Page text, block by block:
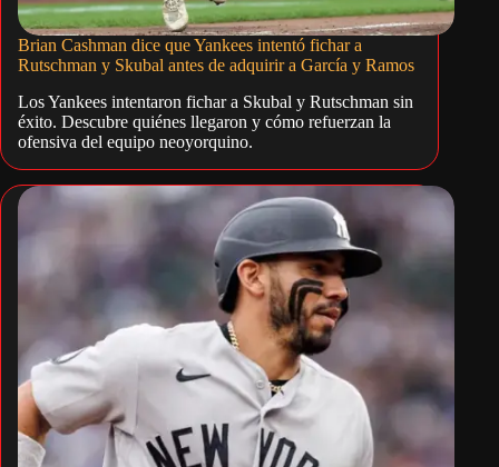
Brian Cashman dice que Yankees intentó fichar a
Rutschman y Skubal antes de adquirir a García y Ramos
Los Yankees intentaron fichar a Skubal y Rutschman sin
éxito. Descubre quiénes llegaron y cómo refuerzan la
ofensiva del equipo neoyorquino.